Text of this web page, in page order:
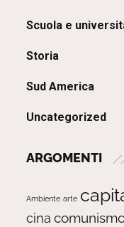
Scuola e
Storia
Sud America
Uncategorized
ARGOMENTI
Ambiente arte
cina